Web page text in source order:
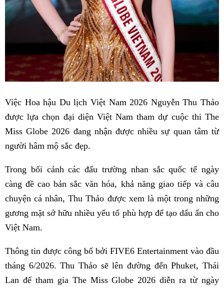
Việc Hoa hậu Du lịch Việt Nam 2026 Nguyễn Thu Thảo
được lựa chọn đại diện Việt Nam tham dự cuộc thi The
Miss Globe 2026 đang nhận được nhiều sự quan tâm từ
người hâm mộ sắc đẹp.
Trong bối cảnh các đấu trường nhan sắc quốc tế ngày
càng đề cao bản sắc văn hóa, khả năng giao tiếp và câu
chuyện cá nhân, Thu Thảo được xem là một trong những
gương mặt sở hữu nhiều yếu tố phù hợp để tạo dấu ấn cho
Việt Nam.
Thông tin được công bố bởi FIVE6 Entertainment vào đầu
tháng 6/2026. Thu Thảo sẽ lên đường đến Phuket, Thái
Lan để tham gia The Miss Globe 2026 diễn ra từ ngày